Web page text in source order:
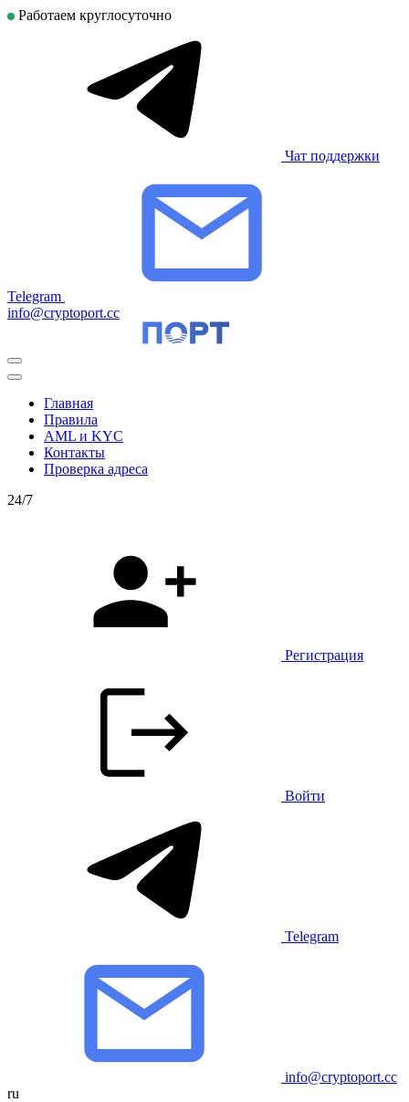
Работаем круглосуточно
Чат поддержки
Telegram
info@cryptoport.cc
Главная
Правила
AML и KYC
Контакты
Проверка адреса
24/7
Регистрация
Войти
Telegram
info@cryptoport.cc
ru